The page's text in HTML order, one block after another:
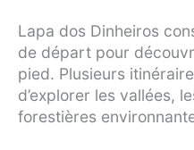
Lapa dos Dinheiros
de départ pour
pied. Plusieurs
d’explorer les vallées,
forestières